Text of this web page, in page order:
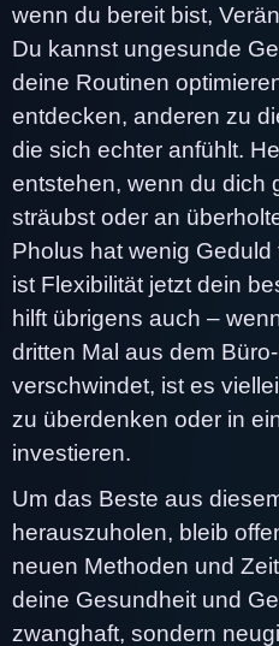
wenn du bereit bist,
Du kannst ungesunde
deine Routinen
entdecken, anderen zu
die sich echter anfühlt.
entstehen, wenn du dich
sträubst oder an
Pholus hat wenig
ist Flexibilität jetzt dein
hilft übrigens auch –
dritten Mal aus dem
verschwindet, ist es
zu überdenken oder in
investieren.
Um das Beste aus
herauszuholen, bleib
neuen Methoden und
deine Gesundheit und
zwanghaft, sondern